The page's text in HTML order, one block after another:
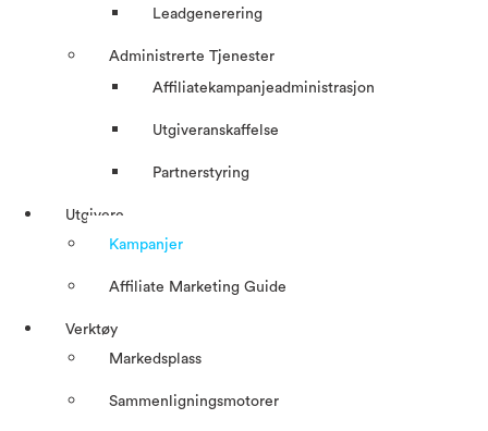
Leadgenerering
Administrerte Tjenester
Affiliatekampanjeadministrasjon
Utgiveranskaffelse
Partnerstyring
Utgivere
Kampanjer
Affiliate Marketing Guide
Verktøy
Markedsplass
Sammenligningsmotorer